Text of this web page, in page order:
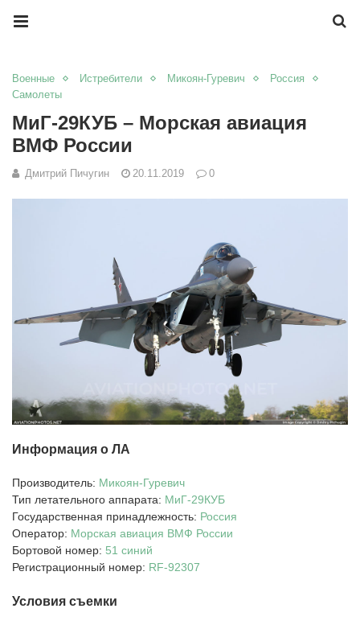
Военные Истребители Микоян-Гуревич
Россия
Самолеты
МиГ-29КУБ – Морская авиация
ВМФ России
Дмитрий Пичугин 20.11.2019 0
Информация о ЛА
Производитель: Микоян-Гуревич
Тип летательного аппарата: МиГ-29КУБ
Государственная принадлежность: Россия
Оператор: Морская авиация ВМФ России
Бортовой номер: 51 синий
Регистрационный номер: RF-92307
Условия съемки